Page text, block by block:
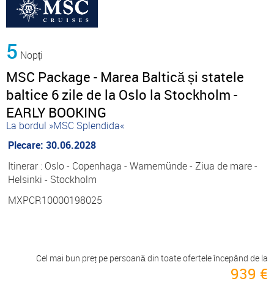
5 Nopți
MSC Package - Marea Baltică și statele
baltice 6 zile de la Oslo la Stockholm -
EARLY BOOKING
La bordul »MSC Splendida«
Plecare: 30.06.2028
Itinerar : Oslo - Copenhaga - Warnemünde - Ziua de mare -
Helsinki - Stockholm
MXPCR10000198025
Cel mai bun preț pe persoană din toate ofertele începând de la
939 €